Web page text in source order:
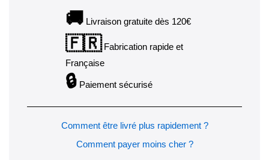
🚚 Livraison gratuite dès 120€
🇫🇷Fabrication rapide et
Française
🔒 Paiement sécurisé
Comment être livré plus rapidement ?
Comment payer moins cher ?